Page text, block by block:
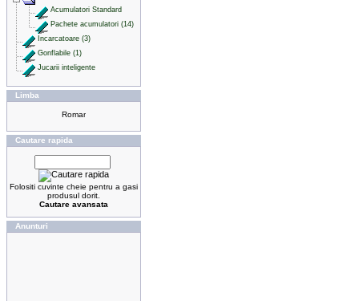
Acumulatori Standard
Pachete acumulatori (14)
Incarcatoare (3)
Gonflabile (1)
Jucarii inteligente
Limba
Cautare rapida
Folositi cuvinte cheie pentru a gasi
produsul dorit.
Cautare avansata
Anunturi